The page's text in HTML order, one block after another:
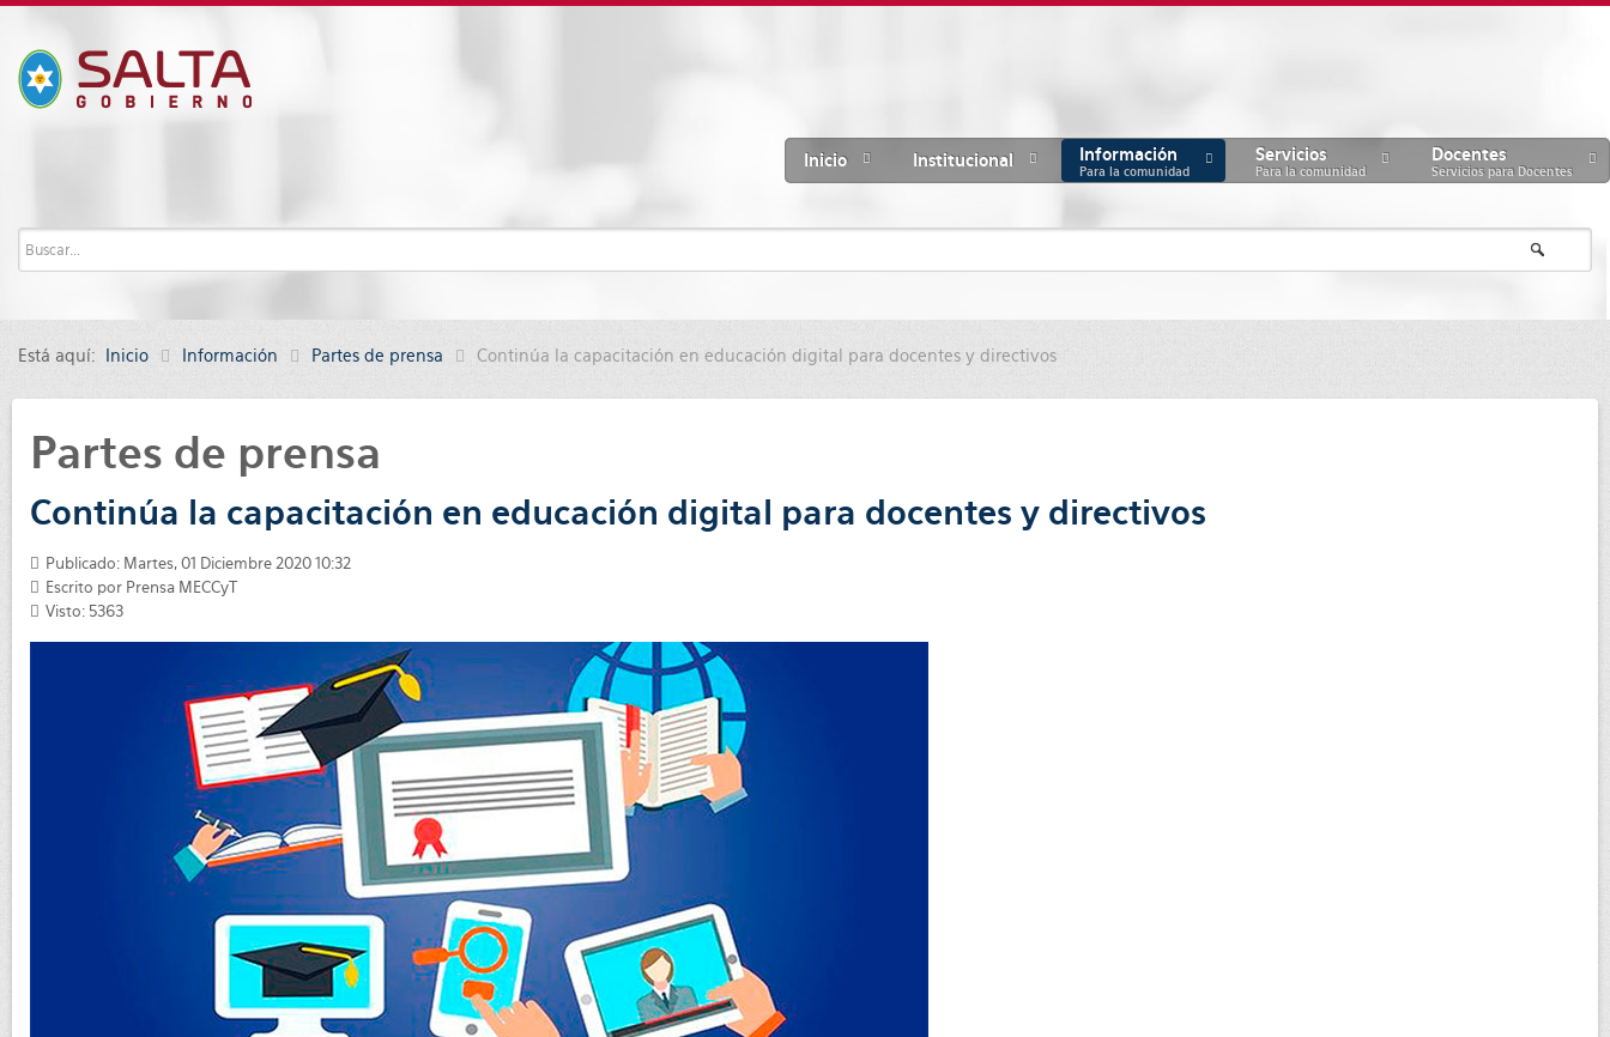
Inicio Institucional Información
Para la comunidad
Servicios
Para la comunidad
Docentes
Servicios para Docentes
Está aquí: Inicio Información Partes de prensa Continúa la capacitación en educación digital para docentes y directivos
Partes de prensa
Continúa la capacitación en educación digital para docentes y directivos
Publicado: Martes, 01 Diciembre 2020 10:32
Escrito por Prensa MECCyT
Visto: 5363